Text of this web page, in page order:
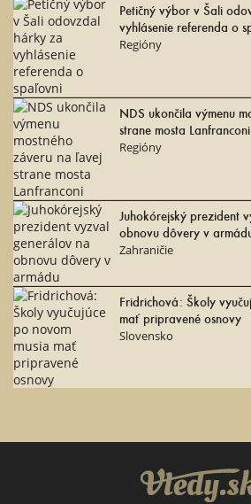
Petičný výbor v Šali
vyhlásenie referenda o
Regióny
NDS ukončila výmenu
strane mosta Lanfranconi
Regióny
Juhokórejský prezident
obnovu dôvery v
Zahraničie
Fridrichová: Školy
mať pripravené osnovy
Slovensko